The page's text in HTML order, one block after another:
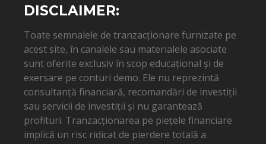
DISCLAIMER:
Toate semnalele de tranzacționare furnizate pe
acest site, în canalele sau materialele asociate
sunt oferite exclusiv în scop educațional și de
exersare pe conturi demo. Ele nu reprezintă
consultanță financiară, recomandări de investiții
sau servicii de investiții și nu garantează
profituri. Tranzacționarea pe piețele financiare
implică un risc ridicat de pierdere totală a